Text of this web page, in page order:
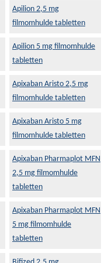
Apilion 2,5 mg
filmomhulde tabletten
Apilion 5 mg filmomhulde
tabletten
Apixaban Aristo 2,5 mg
filmomhulde tabletten
Apixaban Aristo 5 mg
filmomhulde tabletten
Apixaban Pharmaplot MFN
2,5 mg filmomhulde
tabletten
Apixaban Pharmaplot MFN
5 mg filmomhulde
tabletten